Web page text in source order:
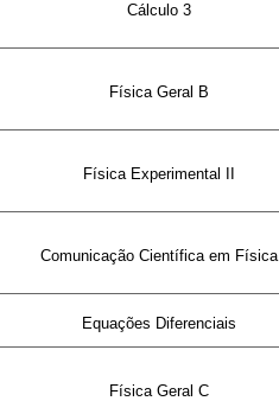
Cálculo 3
Física Geral B
Física Experimental II
Comunicação Científica em Física
Equações Diferenciais
Física Geral C